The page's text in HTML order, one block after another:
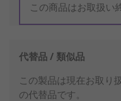
この商品はお取扱い
代替品 / 類似品
この製品は現在お取り
の代替品です。